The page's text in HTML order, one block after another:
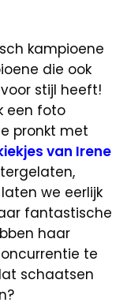
kampioene
die ook
stijl heeft!
een foto
pronkt met
van Irene
we eerlijk
fantastische
haar
te
schaatsen